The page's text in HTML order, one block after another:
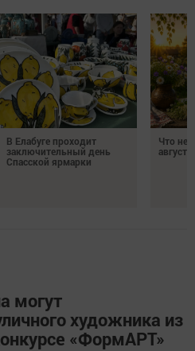
В Елабуге проходит
заключительный день
Спасской ярмарки
Что
могут
художника из
«ФормАРТ»